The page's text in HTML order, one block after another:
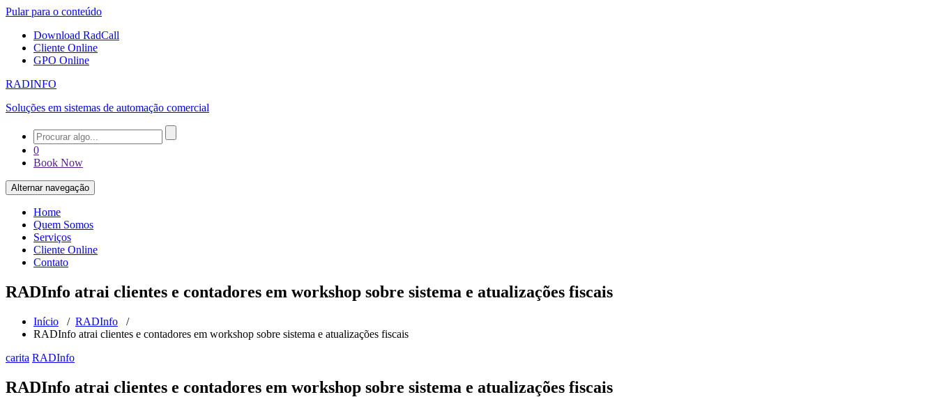
Pular para o conteúdo
Download RadCall
Cliente Online
GPO Online
RADINFO
Soluções em sistemas de automação comercial
0
Book Now
Alternar navegação
Home
Quem Somos
Serviços
Cliente Online
Contato
RADInfo atrai clientes e contadores em workshop sobre sistema e atualizações fiscais
Início / RADInfo /
RADInfo atrai clientes e contadores em workshop sobre sistema e atualizações fiscais
carita RADInfo
RADInfo atrai clientes e contadores em workshop sobre sistema e atualizações fiscais